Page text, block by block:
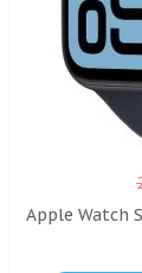
Apple Watch